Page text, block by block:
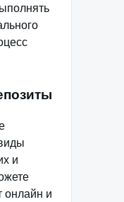
и
онлайн и